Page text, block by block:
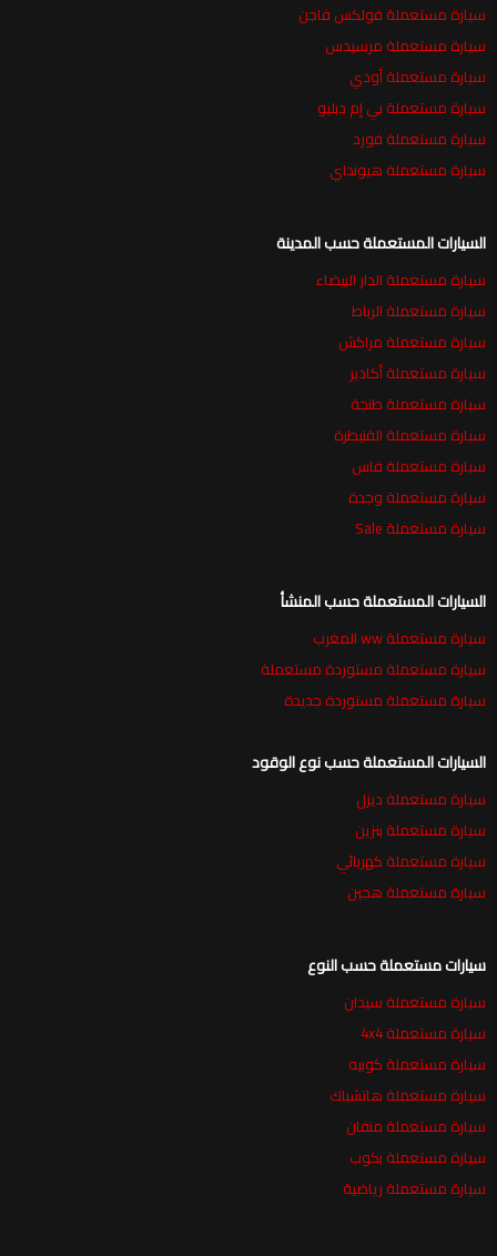
سيارة مستعملة فولكس فاجن
سيارة مستعملة مرسيدس
سيارة مستعملة أودي
سيارة مستعملة بي إم دبليو
سيارة مستعملة فورد
سيارة مستعملة هيونداي
السيارات المستعملة حسب المدينة
سيارة مستعملة الدار البيضاء
سيارة مستعملة الرباط
سيارة مستعملة مراكش
سيارة مستعملة أكادير
سيارة مستعملة طنجة
سيارة مستعملة القنيطرة
سيارة مستعملة فاس
سيارة مستعملة وجدة
سيارة مستعملة Sale
السيارات المستعملة حسب المنشأ
سيارة مستعملة ww المغرب
سيارة مستعملة مستوردة مستعملة
سيارة مستعملة مستوردة جديدة
السيارات المستعملة حسب نوع الوقود
سيارة مستعملة ديزل
سيارة مستعملة بنزين
سيارة مستعملة كهربائي
سيارة مستعملة هجين
سيارات مستعملة حسب النوع
سيارة مستعملة سيدان
سيارة مستعملة 4x4
سيارة مستعملة كوبيه
سيارة مستعملة هاتشباك
سيارة مستعملة منفان
سيارة مستعملة بكوب
سيارة مستعملة رياضية